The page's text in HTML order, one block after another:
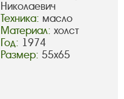
Николаевич
Техника: масло
Материал: холст
Год: 1974
Размер: 55х65